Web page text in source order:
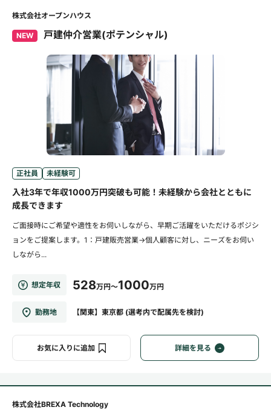
株式会社オープンハウス
NEW 戸建仲介営業(ポテンシャル)
正社員 未経験可
入社3年で年収1000万円突破も可能！未経験から会社とともに
成長できます
ご面接時にご希望や適性をお伺いしながら、早期ご活躍をいただけるポジシ
ョンをご提案します。1：戸建販売営業→個人顧客に対し、ニーズをお伺い
しながら...
想定年収 528万円～1000万円
勤務地 【関東】東京都 (選考内で配属先を検討)
お気に入りに追加 詳細を見る
株式会社BREXA Technology